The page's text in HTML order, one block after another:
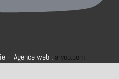
- Agence web : aryup.com